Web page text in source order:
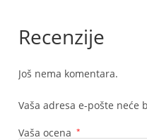
Recenzije
Još nema komentara.
Vaša adresa e-pošte neće
Vaša ocena *